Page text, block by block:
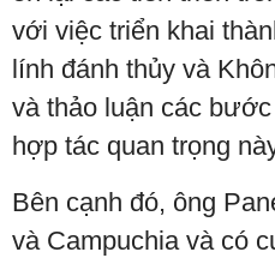
với việc triển khai
lính đánh thủy và
và thảo luận các
hợp tác quan trọng
Bên cạnh đó, ông
và Campuchia và có